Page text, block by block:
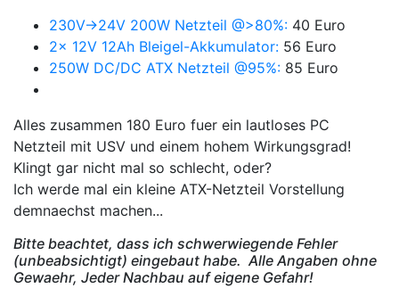
230V->24V 200W Netzteil @>80%: 40 Euro
2x 12V 12Ah Bleigel-Akkumulator: 56 Euro
250W DC/DC ATX Netzteil @95%: 85 Euro
Alles zusammen 180 Euro fuer ein lautloses PC
Netzteil mit USV und einem hohem Wirkungsgrad!
Klingt gar nicht mal so schlecht, oder?
Ich werde mal ein kleine ATX-Netzteil Vorstellung
demnaechst machen...
Bitte beachtet, dass ich schwerwiegende Fehler
(unbeabsichtigt) eingebaut habe. Alle Angaben ohne
Gewaehr, Jeder Nachbau auf eigene Gefahr!